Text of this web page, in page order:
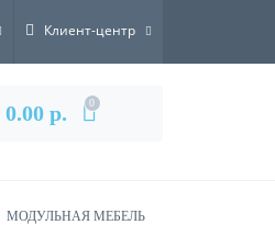
Клиент-центр
0.00 р. 0
МОДУЛЬНАЯ МЕБЕЛЬ